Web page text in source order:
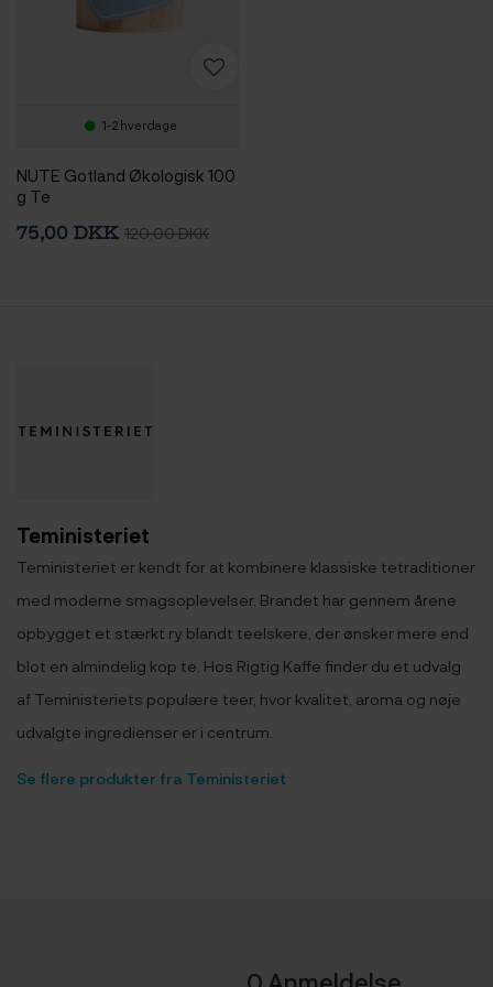
1-2 hverdage
NUTE Gotland Økologisk 100
g Te
75,00 DKK 120,00 DKK
Teministeriet
Teministeriet er kendt for at kombinere klassiske tetraditioner
med moderne smagsoplevelser. Brandet har gennem årene
opbygget et stærkt ry blandt teelskere, der ønsker mere end
blot en almindelig kop te. Hos Rigtig Kaffe finder du et udvalg
af Teministeriets populære teer, hvor kvalitet, aroma og nøje
udvalgte ingredienser er i centrum.
Se flere produkter fra Teministeriet